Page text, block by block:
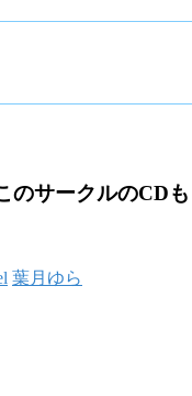
のサークルのCDも
葉月ゆら